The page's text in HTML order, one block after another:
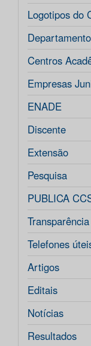
Logotipos do
Centros
Empresas
ENADE
Discente
Extensão
Pesquisa
PUBLICA
Transparência
Telefones
Artigos
Editais
Notícias
Resultados